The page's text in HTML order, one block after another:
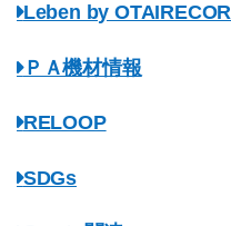
Leben by
ＰＡ機材情報
RELOOP
SDGs